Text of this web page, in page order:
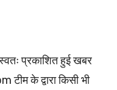
प्रकाशित हुई खबर
के द्वारा किसी भी